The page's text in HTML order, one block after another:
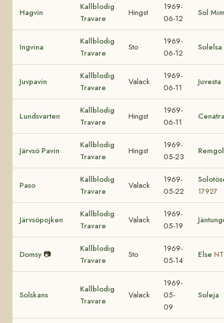
Hagvin
Kallblodig
Travare
Hingst
1969-
06-12
Sol
Ingvina
Kallblodig
Travare
Sto
1969-
06-12
Solelsa
Juvpavin
Kallblodig
Travare
Valack
1969-
06-11
Juvesta
Lundsvarten
Kallblodig
Travare
Hingst
1969-
06-11
Järvsö Pavin
Kallblodig
Travare
Hingst
1969-
05-23
Paso
Kallblodig
Travare
Valack
1969-
05-22
17927
Järvsöpojken
Kallblodig
Travare
Valack
1969-
05-19
Domsy 📷
Kallblodig
Travare
Sto
1969-
05-14
Else
Solskans
Kallblodig
Travare
Valack
1969-
05-
09
Soleja